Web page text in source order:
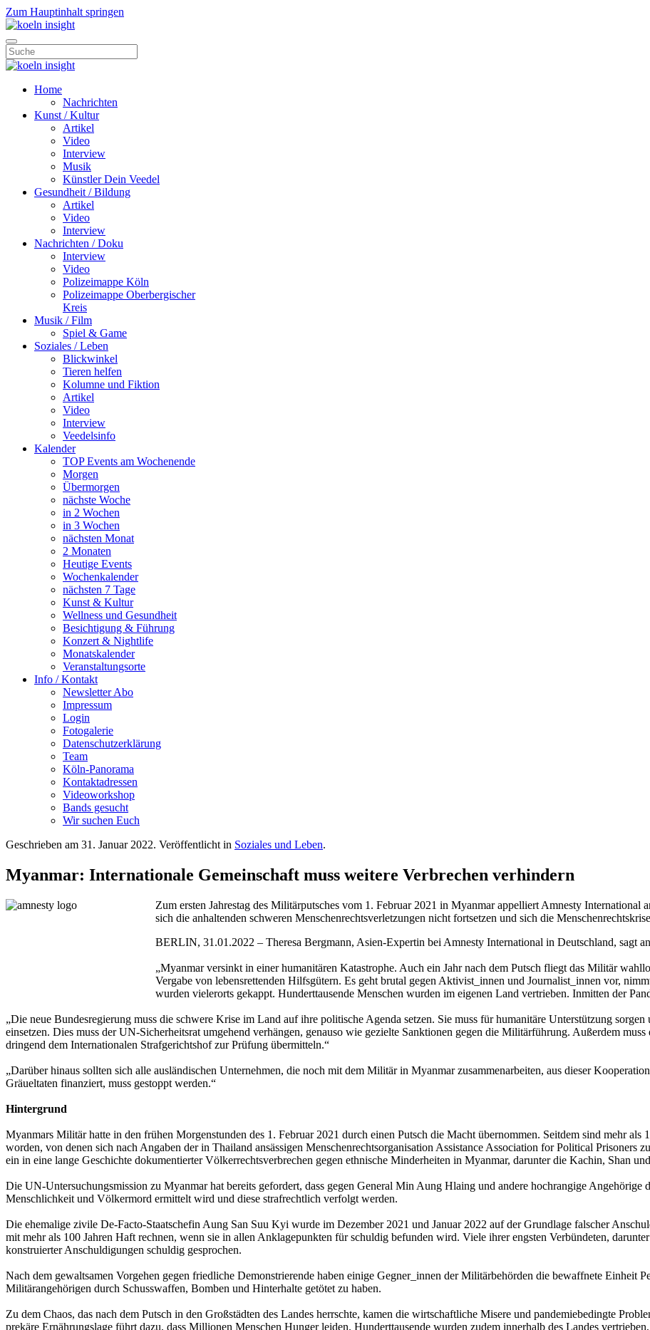
Zum Hauptinhalt springen
Home
Nachrichten
Kunst / Kultur
Artikel
Video
Interview
Musik
Künstler Dein Veedel
Gesundheit / Bildung
Artikel
Video
Interview
Nachrichten / Doku
Interview
Video
Polizeimappe Köln
Polizeimappe Oberbergischer
Kreis
Musik / Film
Spiel & Game
Soziales / Leben
Blickwinkel
Tieren helfen
Kolumne und Fiktion
Artikel
Video
Interview
Veedelsinfo
Kalender
TOP Events am Wochenende
Morgen
Übermorgen
nächste Woche
in 2 Wochen
in 3 Wochen
nächsten Monat
2 Monaten
Heutige Events
Wochenkalender
nächsten 7 Tage
Kunst & Kultur
Wellness und Gesundheit
Besichtigung & Führung
Konzert & Nightlife
Monatskalender
Veranstaltungsorte
Info / Kontakt
Newsletter Abo
Impressum
Login
Fotogalerie
Datenschutzerklärung
Team
Köln-Panorama
Kontaktadressen
Videoworkshop
Bands gesucht
Wir suchen Euch
Geschrieben am 31. Januar 2022. Veröffentlicht in Soziales und Leben.
Myanmar: Internationale Gemeinschaft muss weitere Verbrechen verhindern
Zum ersten Jahrestag des Militärputsches vom 1. Februar 2021 in Myanmar appelliert Amnesty
sich die anhaltenden schweren Menschenrechtsverletzungen nicht fortsetzen und sich die
BERLIN, 31.01.2022 – Theresa Bergmann, Asien-Expertin bei Amnesty International in Deutschland, sagt
„Myanmar versinkt in einer humanitären Katastrophe. Auch ein Jahr nach dem Putsch fliegt das Militär
Vergabe von lebensrettenden Hilfsgütern. Es geht brutal gegen Aktivist_innen und Journalist_innen vor,
wurden vielerorts gekappt. Hunderttausende Menschen wurden im eigenen Land vertrieben. Inmitten der
„Die neue Bundesregierung muss die schwere Krise im Land auf ihre politische Agenda setzen. Sie muss für humanitäre Unterstützung
einsetzen. Dies muss der UN-Sicherheitsrat umgehend verhängen, genauso wie gezielte Sanktionen gegen die Militärführung. Außerdem
dringend dem Internationalen Strafgerichtshof zur Prüfung übermitteln.“
„Darüber hinaus sollten sich alle ausländischen Unternehmen, die noch mit dem Militär in Myanmar zusammenarbeiten, aus dieser
Gräueltaten finanziert, muss gestoppt werden.“
Hintergrund
Myanmars Militär hatte in den frühen Morgenstunden des 1. Februar 2021 durch einen Putsch die Macht übernommen. Seitdem sind mehr als
worden, von denen sich nach Angaben der in Thailand ansässigen Menschenrechtsorganisation Assistance Association for Political
ein in eine lange Geschichte dokumentierter Völkerrechtsverbrechen gegen ethnische Minderheiten in Myanmar, darunter die Kachin, Shan
Die UN-Untersuchungsmission zu Myanmar hat bereits gefordert, dass gegen General Min Aung Hlaing und andere hochrangige Angehörige
Menschlichkeit und Völkermord ermittelt wird und diese strafrechtlich verfolgt werden.
Die ehemalige zivile De-Facto-Staatschefin Aung San Suu Kyi wurde im Dezember 2021 und Januar 2022 auf der Grundlage falscher
mit mehr als 100 Jahren Haft rechnen, wenn sie in allen Anklagepunkten für schuldig befunden wird. Viele ihrer engsten Verbündeten,
konstruierter Anschuldigungen schuldig gesprochen.
Nach dem gewaltsamen Vorgehen gegen friedliche Demonstrierende haben einige Gegner_innen der Militärbehörden die bewaffnete Einheit
Militärangehörigen durch Schusswaffen, Bomben und Hinterhalte getötet zu haben.
Zu dem Chaos, das nach dem Putsch in den Großstädten des Landes herrschte, kamen die wirtschaftliche Misere und pandemiebedingte
prekäre Ernährungslage führt dazu, dass Millionen Menschen Hunger leiden. Hunderttausende wurden zudem innerhalb des Landes